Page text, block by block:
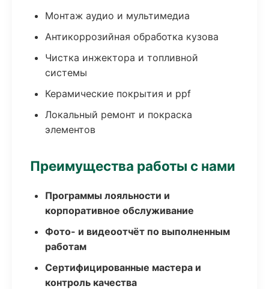
Монтаж аудио и мультимедиа
Антикоррозийная обработка кузова
Чистка инжектора и топливной
системы
Керамические покрытия и ppf
Локальный ремонт и покраска
элементов
Преимущества работы с нами
Программы лояльности и
корпоративное обслуживание
Фото- и видеоотчёт по выполненным
работам
Сертифицированные мастера и
контроль качества